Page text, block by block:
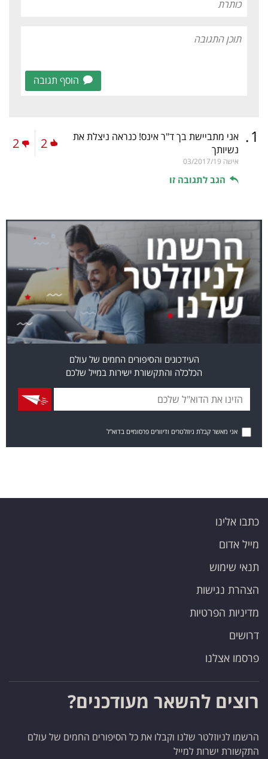
הוסף תגובה
1
. אני מתביישת בך ד"ר אינס! כנראה ניצלת את
נשיותך
אישה 03/2017/19
הגב לתגובה זו
2
2
העידכונים והסיפורים החמים של עולם
הכלכלה והתקשורת ישירות במייל שלכם
אני מאשר קבלת ניוזלטרים ודיוורים פרסומיים בדוא"ל
כתבו אלינו
מייל אדום
תנאי שימוש
הצהרת נגישות
מדיניות הפרטיות
דרושים
פרסמו אצלנו
רוצים להשאר מעודכנים?
הרשמו לניוזלטר שלנו וקבלו את כל הסיפורים החמים של עולם
התקשורת ישרות למייל